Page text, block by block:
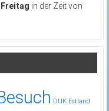
in der Zeit von
DUK Estland